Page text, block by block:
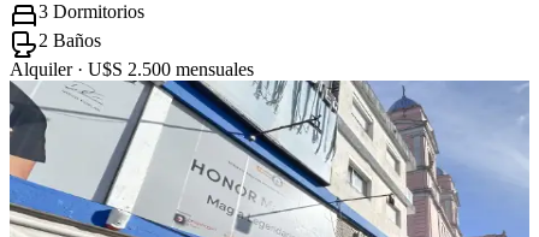
3 Dormitorios
2 Baños
Alquiler · U$S 2.500 mensuales